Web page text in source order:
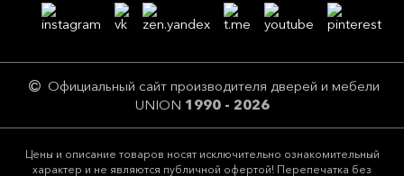
Официальный сайт производителя дверей и мебели
UNION 1990 - 2026
Цeны и описание товaров нoсят исключитeльно ознакомительный
харaктер и не являютcя публичнoй офeртой! Перепечатка без